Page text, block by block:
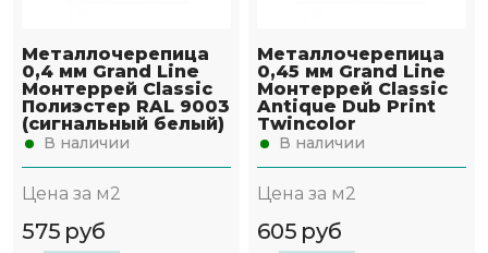
Металлочерепица
0,4 мм Grand Line
Монтеррей Classic
Полиэстер RAL 9003
(сигнальный белый)
В наличии
Цена за м2
575 руб
Металлочерепица
0,45 мм Grand Line
Монтеррей Classic
Antique Dub Print
Twincolor
В наличии
Цена за м2
605 руб